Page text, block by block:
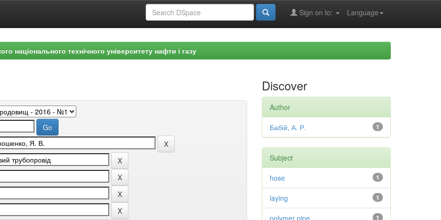
Language
Sign on to:
національного технічного університету нафти і газу
Discover
Author
1
Бабій, А. Р.
Subject
1
hose
1
laying
1
polymer pipe